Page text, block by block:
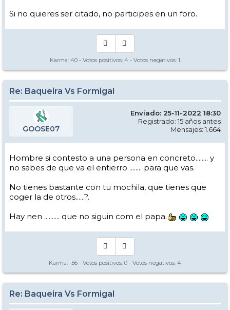
Si no quieres ser citado, no participes en un foro.
Karma: 40 - Votos positivos: 4 - Votos negativos: 1
Re: Baqueira Vs Formigal
GOOSE07
Enviado: 25-11-2022 18:30
Registrado: 15 años antes
Mensajes: 1.664
Hombre si contesto a una persona en concreto........ y
no sabes de que va el entierro ........ para que vas.
No tienes bastante con tu mochila, que tienes que
coger la de otros......?.
Hay nen .......... que no siguin com el papa.
Karma: -56 - Votos positivos: 0 - Votos negativos: 4
Re: Baqueira Vs Formigal